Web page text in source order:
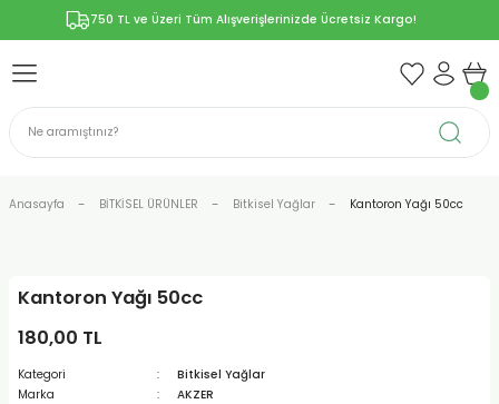
750 TL ve Üzeri Tüm Alışverişlerinizde Ücretsiz Kargo!
Geri Dön
Propolis
Geri Dön
Geri Dön
Geri Dön
KAPSÜLLER
Geri Dön
Anasayfa BİTKİSEL ÜRÜNLER Bitkisel Yağlar Kantoron Yağı 50cc
Kantoron Yağı 50cc
180,00 TL
Kategori
Bitkisel Yağlar
Marka
AKZER